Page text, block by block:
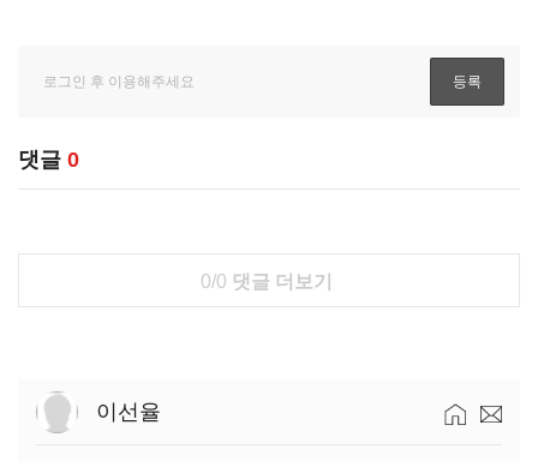
댓글 0
0/0 댓글 더보기
이선율